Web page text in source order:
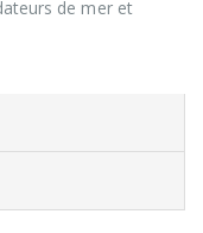
de mer et